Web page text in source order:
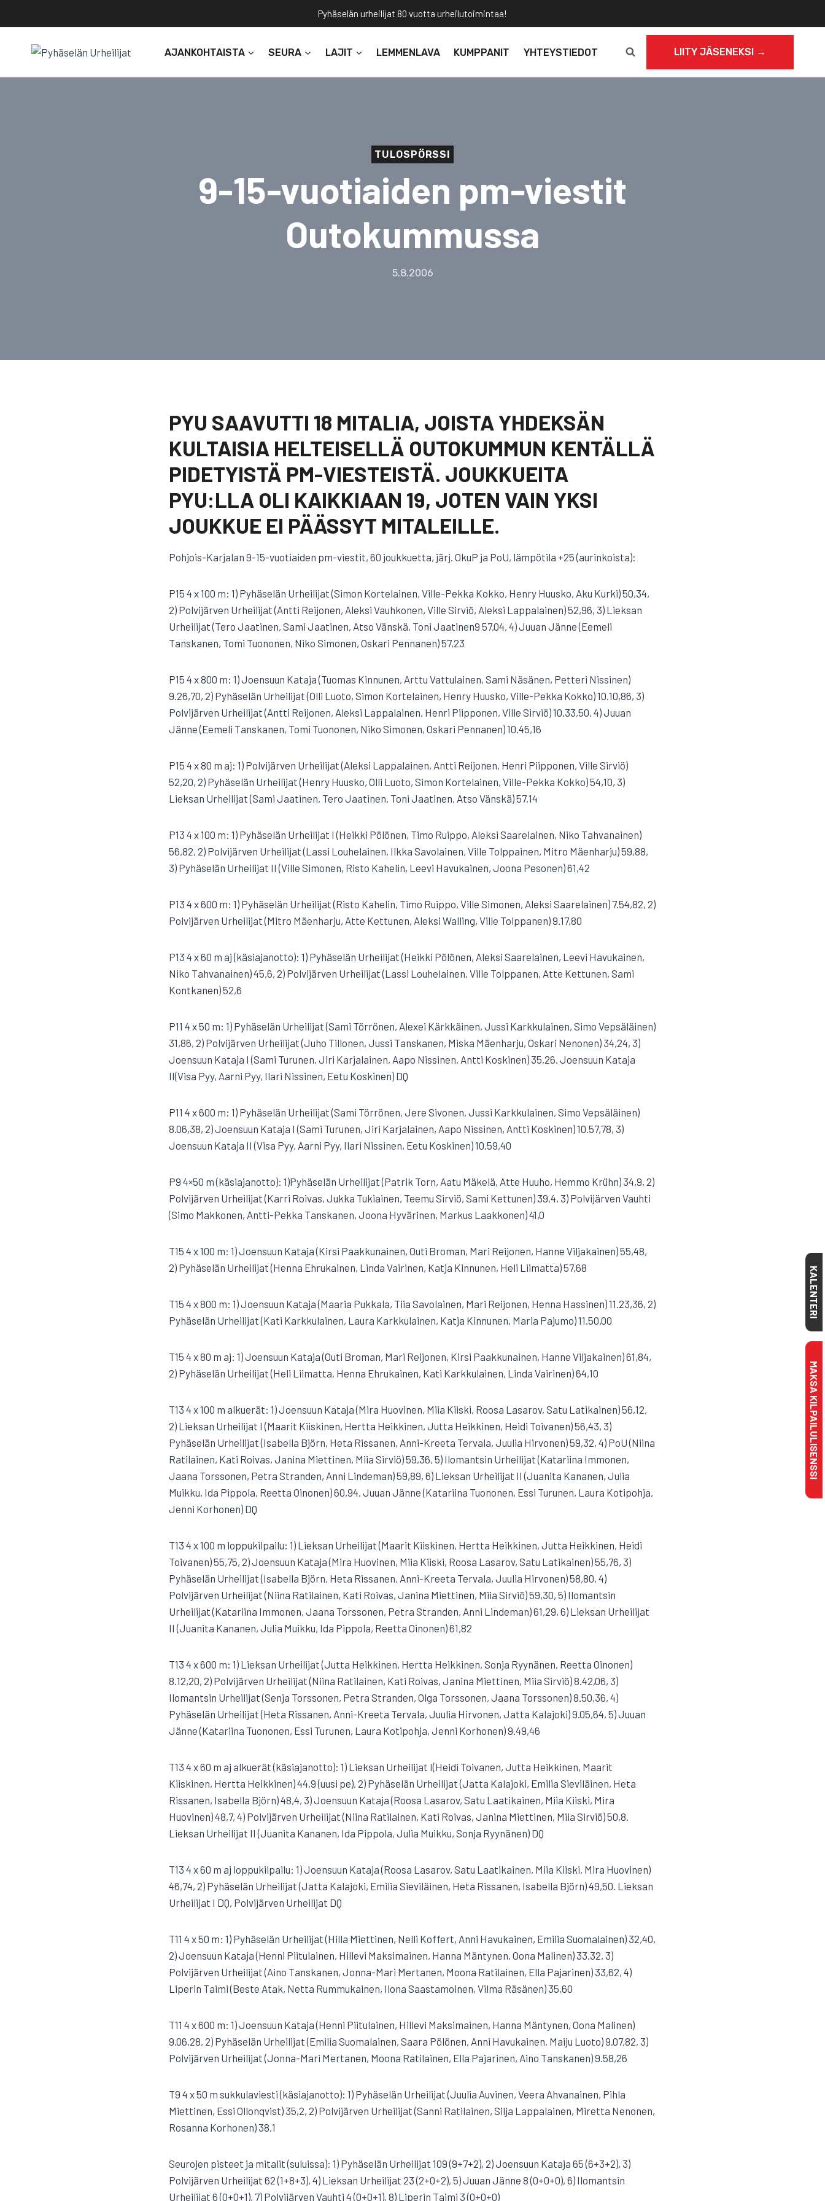
sisältöön
Pyhäselän urheilijat 80 vuotta urheilutoimintaa!
AJANKOHTAISTA SEURA LAJIT LEMMENLAVA KUMPPANIT YHTEYSTIEDOT LIITY JÄSENEKSI →
TULOSPÖRSSI
9-15-vuotiaiden pm-viestit
Outokummussa
5.8.2006
PYU SAAVUTTI 18 MITALIA, JOISTA YHDEKSÄN
KULTAISIA HELTEISELLÄ OUTOKUMMUN KENTÄLLÄ
PIDETYISTÄ PM-VIESTEISTÄ. JOUKKUEITA
PYU:LLA OLI KAIKKIAAN 19, JOTEN VAIN YKSI
JOUKKUE EI PÄÄSSYT MITALEILLE.
Pohjois-Karjalan 9-15-vuotiaiden pm-viestit, 60 joukkuetta, järj. OkuP ja PoU, lämpötila +25 (aurinkoista):
P15 4 x 100 m: 1) Pyhäselän Urheilijat (Simon Kortelainen, Ville-Pekka Kokko, Henry Huusko, Aku Kurki) 50,34,
2) Polvijärven Urheilijat (Antti Reijonen, Aleksi Vauhkonen, Ville Sirviö, Aleksi Lappalainen) 52,96, 3) Lieksan
Urheilijat (Tero Jaatinen, Sami Jaatinen, Atso Vänskä, Toni Jaatinen9 57,04, 4) Juuan Jänne (Eemeli
Tanskanen, Tomi Tuononen, Niko Simonen, Oskari Pennanen) 57,23
P15 4 x 800 m: 1) Joensuun Kataja (Tuomas Kinnunen, Arttu Vattulainen, Sami Näsänen, Petteri Nissinen)
9.26,70, 2) Pyhäselän Urheilijat (Olli Luoto, Simon Kortelainen, Henry Huusko, Ville-Pekka Kokko) 10.10,86, 3)
Polvijärven Urheilijat (Antti Reijonen, Aleksi Lappalainen, Henri Piipponen, Ville Sirviö) 10.33,50, 4) Juuan
Jänne (Eemeli Tanskanen, Tomi Tuononen, Niko Simonen, Oskari Pennanen) 10.45,16
P15 4 x 80 m aj: 1) Polvijärven Urheilijat (Aleksi Lappalainen, Antti Reijonen, Henri Piipponen, Ville Sirviö)
52,20, 2) Pyhäselän Urheilijat (Henry Huusko, Olli Luoto, Simon Kortelainen, Ville-Pekka Kokko) 54,10, 3)
Lieksan Urheilijat (Sami Jaatinen, Tero Jaatinen, Toni Jaatinen, Atso Vänskä) 57,14
P13 4 x 100 m: 1) Pyhäselän Urheilijat I (Heikki Pölönen, Timo Ruippo, Aleksi Saarelainen, Niko Tahvanainen)
56,82, 2) Polvijärven Urheilijat (Lassi Louhelainen, Ilkka Savolainen, Ville Tolppainen, Mitro Mäenharju) 59,88,
3) Pyhäselän Urheilijat II (Ville Simonen, Risto Kahelin, Leevi Havukainen, Joona Pesonen) 61,42
P13 4 x 600 m: 1) Pyhäselän Urheilijat (Risto Kahelin, Timo Ruippo, Ville Simonen, Aleksi Saarelainen) 7.54,82, 2)
Polvijärven Urheilijat (Mitro Mäenharju, Atte Kettunen, Aleksi Walling, Ville Tolppanen) 9.17,80
P13 4 x 60 m aj (käsiajanotto): 1) Pyhäselän Urheilijat (Heikki Pölönen, Aleksi Saarelainen, Leevi Havukainen,
Niko Tahvanainen) 45,6, 2) Polvijärven Urheilijat (Lassi Louhelainen, Ville Tolppanen, Atte Kettunen, Sami
Kontkanen) 52,6
P11 4 x 50 m: 1) Pyhäselän Urheilijat (Sami Törrönen, Alexei Kärkkäinen, Jussi Karkkulainen, Simo Vepsäläinen)
31,86, 2) Polvijärven Urheilijat (Juho Tillonen, Jussi Tanskanen, Miska Mäenharju, Oskari Nenonen) 34,24, 3)
Joensuun Kataja I (Sami Turunen, Jiri Karjalainen, Aapo Nissinen, Antti Koskinen) 35,26. Joensuun Kataja
II(Visa Pyy, Aarni Pyy, Ilari Nissinen, Eetu Koskinen) DQ
P11 4 x 600 m: 1) Pyhäselän Urheilijat (Sami Törrönen, Jere Sivonen, Jussi Karkkulainen, Simo Vepsäläinen)
8.06,38, 2) Joensuun Kataja I (Sami Turunen, Jiri Karjalainen, Aapo Nissinen, Antti Koskinen) 10.57,78, 3)
Joensuun Kataja II (Visa Pyy, Aarni Pyy, Ilari Nissinen, Eetu Koskinen) 10.59,40
P9 4×50 m (käsiajanotto): 1)Pyhäselän Urheilijat (Patrik Torn, Aatu Mäkelä, Atte Huuho, Hemmo Krühn) 34,9, 2)
Polvijärven Urheilijat (Karri Roivas, Jukka Tukiainen, Teemu Sirviö, Sami Kettunen) 39,4, 3) Polvijärven Vauhti
(Simo Makkonen, Antti-Pekka Tanskanen, Joona Hyvärinen, Markus Laakkonen) 41,0
T15 4 x 100 m: 1) Joensuun Kataja (Kirsi Paakkunainen, Outi Broman, Mari Reijonen, Hanne Viljakainen) 55,48,
2) Pyhäselän Urheilijat (Henna Ehrukainen, Linda Vairinen, Katja Kinnunen, Heli Liimatta) 57,68
T15 4 x 800 m: 1) Joensuun Kataja (Maaria Pukkala, Tiia Savolainen, Mari Reijonen, Henna Hassinen) 11.23,36, 2)
Pyhäselän Urheilijat (Kati Karkkulainen, Laura Karkkulainen, Katja Kinnunen, Maria Pajumo) 11.50,00
T15 4 x 80 m aj: 1) Joensuun Kataja (Outi Broman, Mari Reijonen, Kirsi Paakkunainen, Hanne Viljakainen) 61,84,
2) Pyhäselän Urheilijat (Heli Liimatta, Henna Ehrukainen, Kati Karkkulainen, Linda Vairinen) 64,10
T13 4 x 100 m alkuerät: 1) Joensuun Kataja (Mira Huovinen, Miia Kiiski, Roosa Lasarov, Satu Latikainen) 56,12,
2) Lieksan Urheilijat I (Maarit Kiiskinen, Hertta Heikkinen, Jutta Heikkinen, Heidi Toivanen) 56,43, 3)
Pyhäselän Urheilijat (Isabella Björn, Heta Rissanen, Anni-Kreeta Tervala, Juulia Hirvonen) 59,32, 4) PoU (Niina
Ratilainen, Kati Roivas, Janina Miettinen, Miia Sirviö) 59,36, 5) Ilomantsin Urheilijat (Katariina Immonen,
Jaana Torssonen, Petra Stranden, Anni Lindeman) 59,89, 6) Lieksan Urheilijat II (Juanita Kananen, Julia
Muikku, Ida Pippola, Reetta Oinonen) 60,94. Juuan Jänne (Katariina Tuononen, Essi Turunen, Laura Kotipohja,
Jenni Korhonen) DQ
T13 4 x 100 m loppukilpailu: 1) Lieksan Urheilijat (Maarit Kiiskinen, Hertta Heikkinen, Jutta Heikkinen, Heidi
Toivanen) 55,75, 2) Joensuun Kataja (Mira Huovinen, Miia Kiiski, Roosa Lasarov, Satu Latikainen) 55,76, 3)
Pyhäselän Urheilijat (Isabella Björn, Heta Rissanen, Anni-Kreeta Tervala, Juulia Hirvonen) 58,80, 4)
Polvijärven Urheilijat (Niina Ratilainen, Kati Roivas, Janina Miettinen, Miia Sirviö) 59,30, 5) Ilomantsin
Urheilijat (Katariina Immonen, Jaana Torssonen, Petra Stranden, Anni Lindeman) 61,29, 6) Lieksan Urheilijat
II (Juanita Kananen, Julia Muikku, Ida Pippola, Reetta Oinonen) 61,82
T13 4 x 600 m: 1) Lieksan Urheilijat (Jutta Heikkinen, Hertta Heikkinen, Sonja Ryynänen, Reetta Oinonen)
8.12,20, 2) Polvijärven Urheilijat (Niina Ratilainen, Kati Roivas, Janina Miettinen, Miia Sirviö) 8.42,06, 3)
Ilomantsin Urheilijat (Senja Torssonen, Petra Stranden, Olga Torssonen, Jaana Torssonen) 8.50,36, 4)
Pyhäselän Urheilijat (Heta Rissanen, Anni-Kreeta Tervala, Juulia Hirvonen, Jatta Kalajoki) 9.05,64, 5) Juuan
Jänne (Katariina Tuononen, Essi Turunen, Laura Kotipohja, Jenni Korhonen) 9.49,46
T13 4 x 60 m aj alkuerät (käsiajanotto): 1) Lieksan Urheilijat I(Heidi Toivanen, Jutta Heikkinen, Maarit
Kiiskinen, Hertta Heikkinen) 44,9 (uusi pe), 2) Pyhäselän Urheilijat (Jatta Kalajoki, Emilia Sieviläinen, Heta
Rissanen, Isabella Björn) 48,4, 3) Joensuun Kataja (Roosa Lasarov, Satu Laatikainen, Miia Kiiski, Mira
Huovinen) 48,7, 4) Polvijärven Urheilijat (Niina Ratilainen, Kati Roivas, Janina Miettinen, Miia Sirviö) 50,8.
Lieksan Urheilijat II (Juanita Kananen, Ida Pippola, Julia Muikku, Sonja Ryynänen) DQ
T13 4 x 60 m aj loppukilpailu: 1) Joensuun Kataja (Roosa Lasarov, Satu Laatikainen, Miia Kiiski, Mira Huovinen)
46,74, 2) Pyhäselän Urheilijat (Jatta Kalajoki, Emilia Sieviläinen, Heta Rissanen, Isabella Björn) 49,50. Lieksan
Urheilijat I DQ, Polvijärven Urheilijat DQ
T11 4 x 50 m: 1) Pyhäselän Urheilijat (Hilla Miettinen, Nelli Koffert, Anni Havukainen, Emilia Suomalainen) 32,40,
2) Joensuun Kataja (Henni Piitulainen, Hillevi Maksimainen, Hanna Mäntynen, Oona Malinen) 33,32, 3)
Polvijärven Urheilijat (Aino Tanskanen, Jonna-Mari Mertanen, Moona Ratilainen, Ella Pajarinen) 33,62, 4)
Liperin Taimi (Beste Atak, Netta Rummukainen, Ilona Saastamoinen, Vilma Räsänen) 35,60
T11 4 x 600 m: 1) Joensuun Kataja (Henni Piitulainen, Hillevi Maksimainen, Hanna Mäntynen, Oona Malinen)
9.06,28, 2) Pyhäselän Urheilijat (Emilia Suomalainen, Saara Pölönen, Anni Havukainen, Maiju Luoto) 9.07,82, 3)
Polvijärven Urheilijat (Jonna-Mari Mertanen, Moona Ratilainen, Ella Pajarinen, Aino Tanskanen) 9.58,26
T9 4 x 50 m sukkulaviesti (käsiajanotto): 1) Pyhäselän Urheilijat (Juulia Auvinen, Veera Ahvanainen, Pihla
Miettinen, Essi Ollonqvist) 35,2, 2) Polvijärven Urheilijat (Sanni Ratilainen, Silja Lappalainen, Miretta Nenonen,
Rosanna Korhonen) 38,1
Seurojen pisteet ja mitalit (suluissa): 1) Pyhäselän Urheilijat 109 (9+7+2), 2) Joensuun Kataja 65 (6+3+2), 3)
Polvijärven Urheilijat 62 (1+8+3), 4) Lieksan Urheilijat 23 (2+0+2), 5) Juuan Jänne 8 (0+0+0), 6) Ilomantsin
Urheilijat 6 (0+0+1), 7) Polvijärven Vauhti 4 (0+0+1), 8) Liperin Taimi 3 (0+0+0)
KALENTERI
MAKSA KILPAILULISENSSI